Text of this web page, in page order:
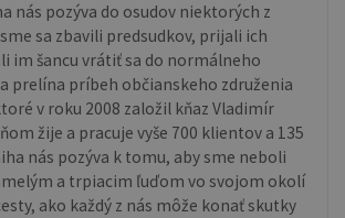
nás pozýva do osudov niektorých z
sa zbavili predsudkov, prijali ich
im šancu vrátiť sa do normálneho
prelína príbeh občianskeho združenia
v roku 2008 založil kňaz Vladimír
žije a pracuje vyše 700 klientov a 135
nás pozýva k tomu, aby sme neboli
a trpiacim ľuďom vo svojom okolí
ako každý z nás môže konať skutky